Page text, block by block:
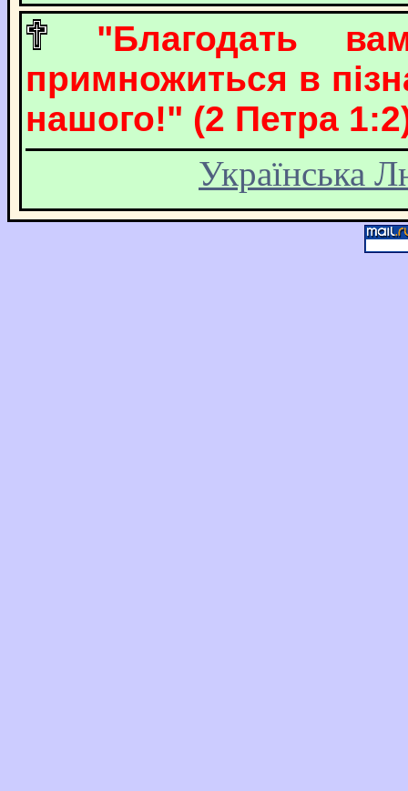
"Благодать
примножиться в
нашого!" (2 Петра
Українська